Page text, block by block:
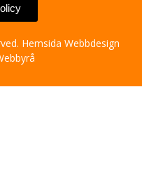
Hemsida Webbdesign